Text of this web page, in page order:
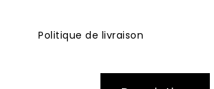
Politique de livraison